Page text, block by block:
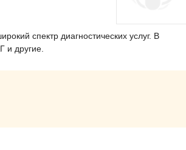
спектр диагностических услуг. В
и другие.